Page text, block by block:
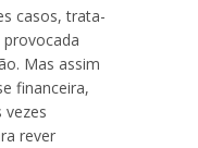
casos, trata-
Mas assim
financeira,
vezes
rever